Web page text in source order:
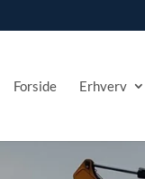
Forside Erhverv